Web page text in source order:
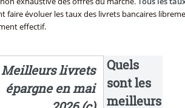
faire évoluer les taux des livrets bancaires
effectif.
Meilleurs livrets
épargne en mai
Quels
sont les
meilleurs